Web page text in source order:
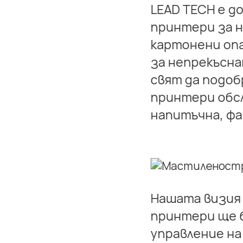
LEAD TECH е
принтери за
картонени
за
свят да
принтери
напитъчна,
Нашата визия
принтери ще
управление